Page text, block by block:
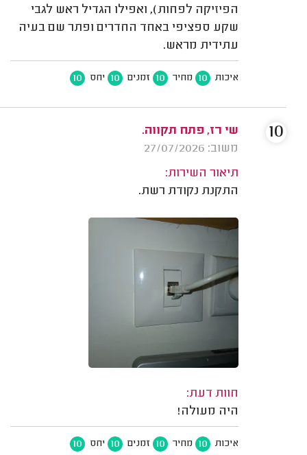
הפיזיקה לפחות), ואפילו הגדיל ראש לגבי
שקע ספציפי באחד החדרים ופתר שם בעיה
עתידית מראש.
איכות 10 מחיר 10 זמנים 10 יחס 10
שי רז, פתח תקווה.
משוב: 27/07/2026
תיאור השירות:
התקנת נקודת רשת.
חוות דעת:
היה מעולה!
איכות 10 מחיר 10 זמנים 10 יחס 10
10